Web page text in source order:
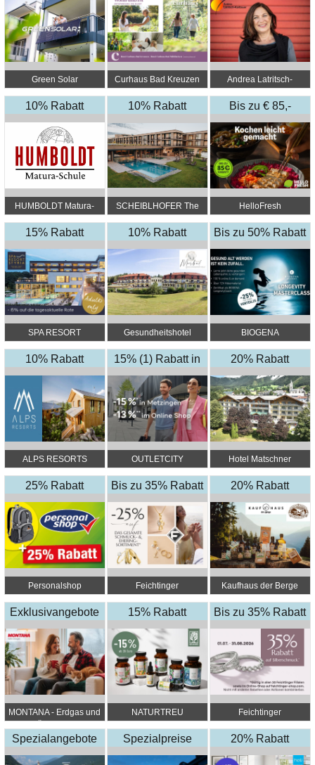
Green Solar Curhaus Bad Kreuzen
Andrea Latritsch-
10% Rabatt
HUMBOLDT Matura-
10% Rabatt
SCHEIBLHOFER The
Bis zu € 85,-
Rabatt
HelloFresh
15% Rabatt
SPA RESORT
10% Rabatt
Gesundheitshotel
Großpertholz
Bis zu 50% Rabatt
BIOGENA
10% Rabatt
ALPS RESORTS
15% (1) Rabatt in
Metzingen & 13%
(2) Rabatt im
Outletcity Online
Shop
OUTLETCITY
Metzingen
20% Rabatt
Hotel Matschner
25% Rabatt
Personalshop
Bis zu 35% Rabatt
Feichtinger
Zentrale
20% Rabatt
Kaufhaus der Berge
Exklusivangebote
MONTANA - Erdgas und
15% Rabatt
NATURTREU
Bis zu 35% Rabatt
Feichtinger
Zentrale
Spezialangebote Spezialpreise 20% Rabatt